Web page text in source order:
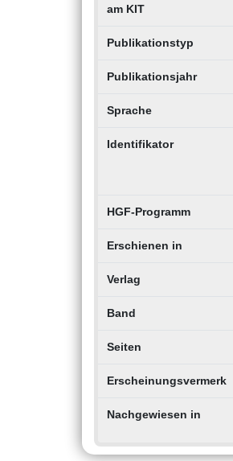
am KIT
Publikationstyp
Publikationsjahr
Sprache
Identifikator
HGF-Programm
Erschienen in
Verlag
Band
Seiten
Erscheinungsvermerk
Nachgewiesen in